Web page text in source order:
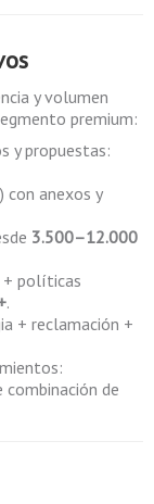
y volumen
premium:
y propuestas:
con anexos y
3.500–12.000
políticas
.
+ reclamación +
combinación de